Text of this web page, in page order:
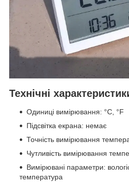
Технічні
Одиниці вимірювання: °C, °F
Підсвітка екрана: немає
Точність вимірювання
Чутливість вимірювання
Вимірювані параметри:
температура